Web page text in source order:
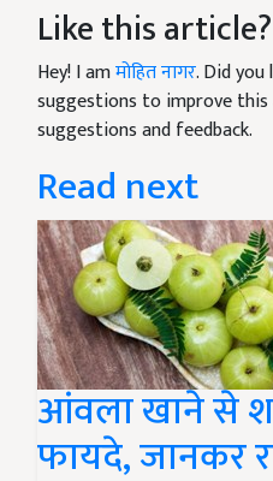
Like this article?
Hey! I amमोहित नागर. Did
suggestions to improve this
suggestions and feedback.
Read next
आंवला खाने से
फायदे, जानकर